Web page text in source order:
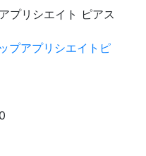
プリシエイト ピアス